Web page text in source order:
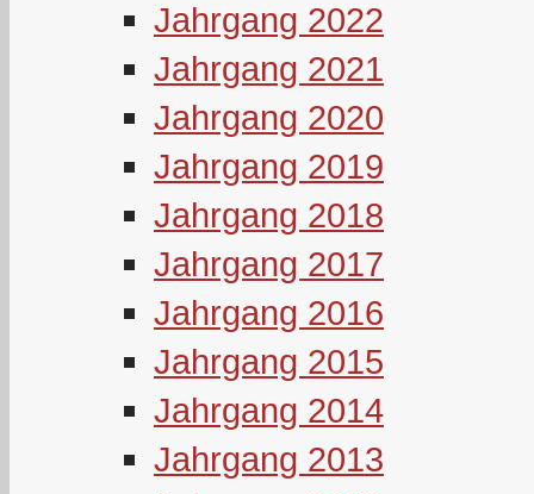
Jahrgang 2022
Jahrgang 2021
Jahrgang 2020
Jahrgang 2019
Jahrgang 2018
Jahrgang 2017
Jahrgang 2016
Jahrgang 2015
Jahrgang 2014
Jahrgang 2013